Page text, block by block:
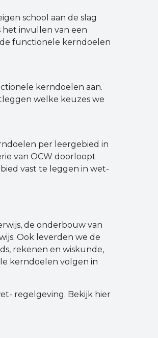
school aan de slag
het invullen van een
functionele kerndoelen
kerndoelen aan.
welke keuzes we
per leergebied in
van OCW doorloopt
vast te leggen in wet-
de onderbouw van
Ook leverden we de
rekenen en wiskunde,
kerndoelen volgen in
regelgeving. Bekijk hier